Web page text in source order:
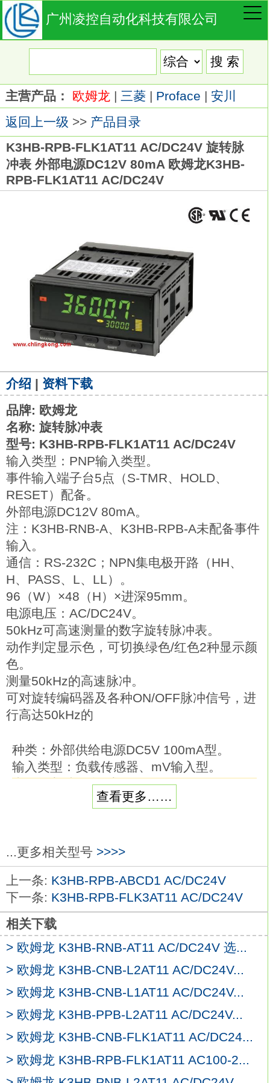
广州凌控自动化科技有限公司
主营产品： 欧姆龙 | 三菱 | Proface | 安川
返回上一级 >> 产品目录
K3HB-RPB-FLK1AT11 AC/DC24V 旋转脉
冲表 外部电源DC12V 80mA 欧姆龙K3HB-
RPB-FLK1AT11 AC/DC24V
介绍 | 资料下载
品牌: 欧姆龙
名称: 旋转脉冲表
型号: K3HB-RPB-FLK1AT11 AC/DC24V
输入类型：PNP输入类型。
事件输入端子台5点（S-TMR、HOLD、
RESET）配备。
外部电源DC12V 80mA。
注：K3HB-RNB-A、K3HB-RPB-A未配备事件
输入。
通信：RS-232C；NPN集电极开路（HH、
H、PASS、L、LL）。
96（W）×48（H）×进深95mm。
电源电压：AC/DC24V。
50kHz可高速测量的数字旋转脉冲表。
动作判定显示色，可切换绿色/红色2种显示颜
色。
测量50kHz的高速脉冲。
可对旋转编码器及各种ON/OFF脉冲信号，进
行高达50kHz的
种类：外部供给电源DC5V 100mA型。
输入类型：负载传感器、mV输入型。
事件输入端子台5点（TIMING、S-TIM、
HOLD、RESET、ZERO）配备欧姆龙
PASS、L、LL）。
96（W）×48（H）×进深95mmK3HB-RPB-
FLK1AT11 AC/DC24V
电源电压：AC100～240V。
支持测重传感器输入，对压力、负载、转矩
及重量等进行测量，
是用于自动设备及筛选设备判断是否合格的
理想显示器。
动作判定显示色，可切换绿色/红色2种显示
颜色。
配备的分压计用于监视操作趋势。
外部事件输入可应输入类型：交流电流输入
型欧姆龙K3HB-RPB-FLK1AT11
AC/DC24V。
查看更多……
...更多相关型号 >>>>
上一条: K3HB-RPB-ABCD1 AC/DC24V
下一条: K3HB-RPB-FLK3AT11 AC/DC24V
相关下载
> 欧姆龙 K3HB-RNB-AT11 AC/DC24V 选...
> 欧姆龙 K3HB-CNB-L2AT11 AC/DC24V...
> 欧姆龙 K3HB-CNB-L1AT11 AC/DC24V...
> 欧姆龙 K3HB-PPB-L2AT11 AC/DC24V...
> 欧姆龙 K3HB-CNB-FLK1AT11 AC/DC24...
> 欧姆龙 K3HB-RPB-FLK1AT11 AC100-2...